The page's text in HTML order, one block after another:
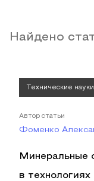
Найдено
Технические науки
Автор статьи
Фоменко
Минеральные
в